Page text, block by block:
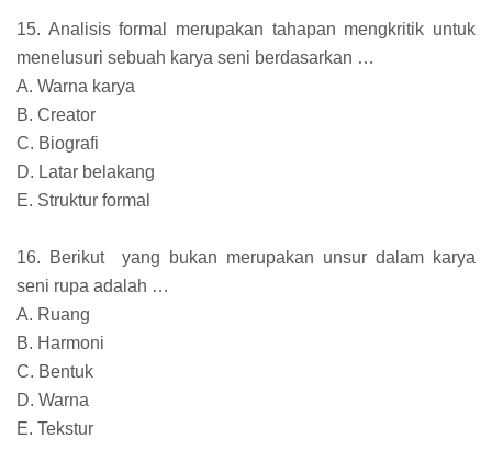
15. Analisis formal merupakan tahapan mengkritik untuk
menelusuri sebuah karya seni berdasarkan …
A. Warna karya
B. Creator
C. Biografi
D. Latar belakang
E. Struktur formal
16. Berikut yang bukan merupakan unsur dalam karya
seni rupa adalah …
A. Ruang
B. Harmoni
C. Bentuk
D. Warna
E. Tekstur